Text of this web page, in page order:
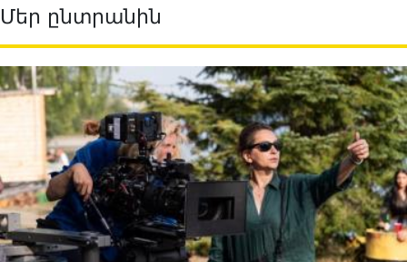
Մեր ընտրանին